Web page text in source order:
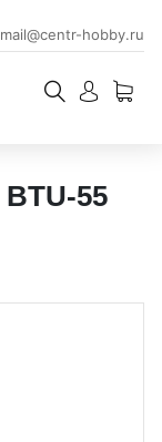
mail@centr-hobby.ru
BTU-55